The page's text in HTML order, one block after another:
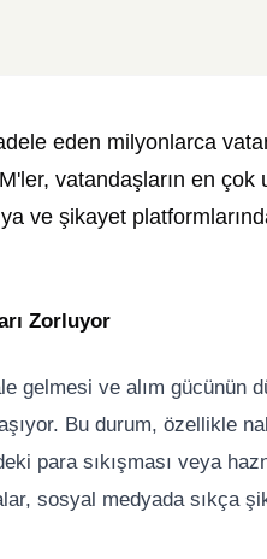
eden milyonlarca
vatandaşların en çok
ve şikayet
Zorluyor
gelmesi ve alım gücünün
Bu durum, özellikle
para sıkışması veya
sosyal medyada sıkça